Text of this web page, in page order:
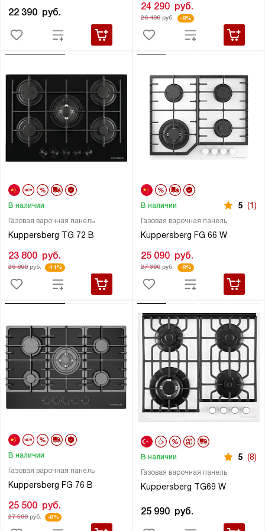
22 390 руб.
24 290 руб.
26 490руб. -8%
Газовая варочная панель
Kuppersberg TG 72 B
В наличии
23 800 руб.
26 890руб. -11%
Газовая варочная панель
Kuppersberg FG 66 W
В наличии 5 (1)
25 090 руб.
27 390руб. -8%
Газовая варочная панель
Kuppersberg FG 76 B
В наличии
25 500 руб.
27 590руб. -8%
Газовая варочная панель
Kuppersberg TG69 W
В наличии 5 (8)
25 990 руб.